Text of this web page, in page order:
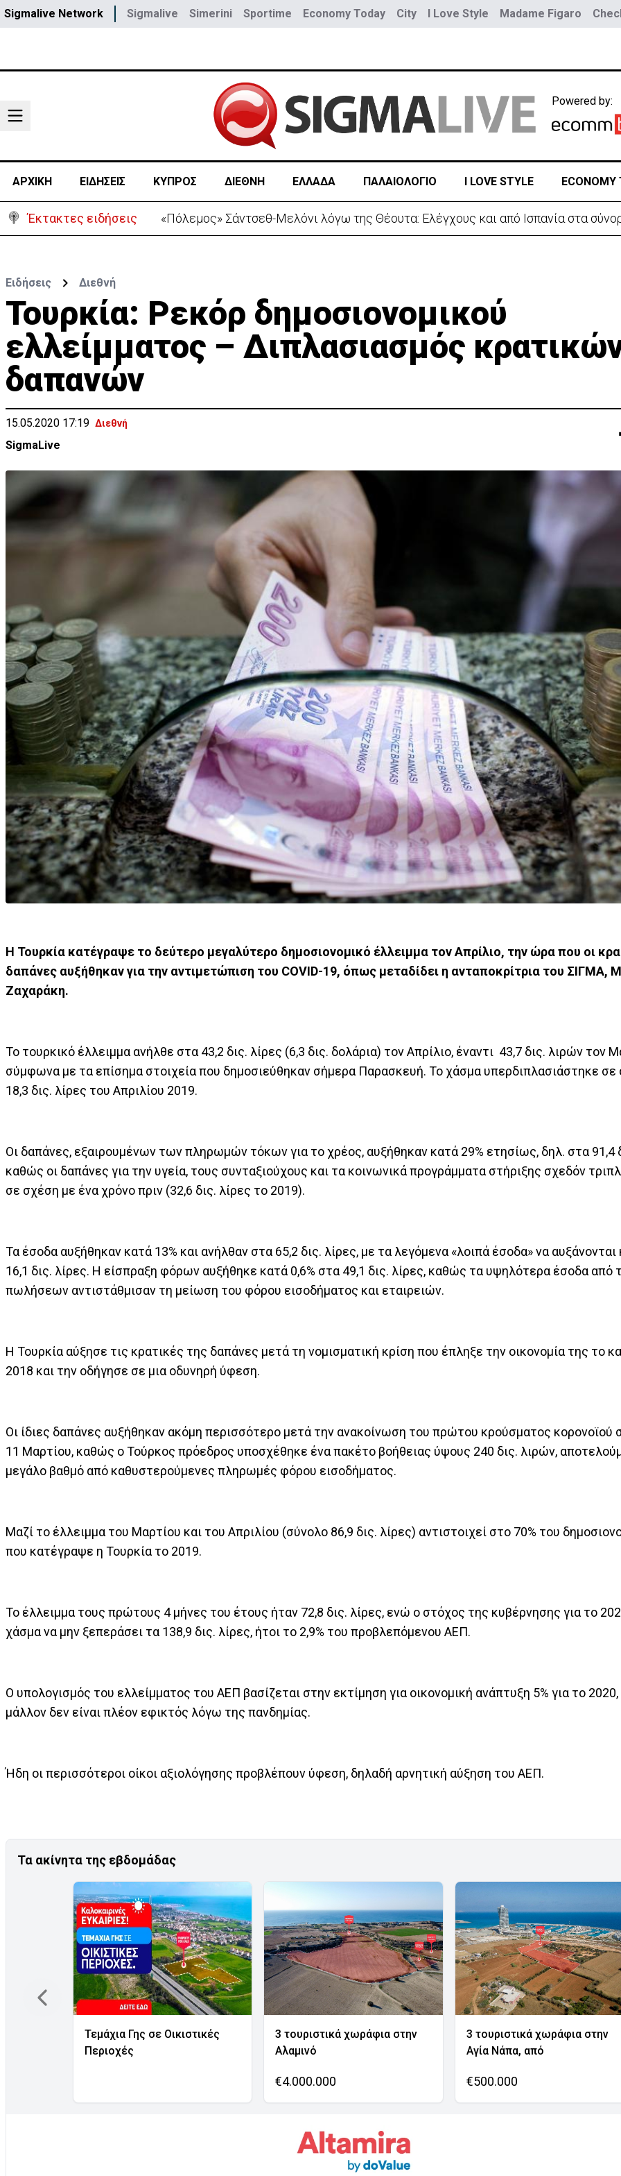
Sigmalive Network Sigmalive Simerini Sportime Economy Today City I Love Style Madame Figaro
Powered by:
ΑΡΧΙΚΗ ΕΙΔΗΣΕΙΣ ΚΥΠΡΟΣ ΔΙΕΘΝΗ ΕΛΛΑΔΑ ΠΑΛΑΙΟΛΟΓΙΟ I LOVE STYLE ECONOMY
Έκτακτες ειδήσεις «Πόλεμος» Σάντσεθ-Μελόνι λόγω της Θέουτα: Ελέγχους και από Ισπανία στα
Ειδήσεις Διεθνή
Τουρκία: Ρεκόρ δημοσιονομικού
ελλείμματος – Διπλασιασμός
δαπανών
15.05.2020 17:19 Διεθνή
SigmaLive
Η Τουρκία κατέγραψε το δεύτερο μεγαλύτερο δημοσιονομικό έλλειμμα τον Απρίλιο, την ώρα που οι
δαπάνες αυξήθηκαν για την αντιμετώπιση του COVID-19, όπως μεταδίδει η ανταποκρίτρια του ΣΙΓΜΑ,
Ζαχαράκη.
Το τουρκικό έλλειμμα ανήλθε στα 43,2 δις. λίρες (6,3 δις. δολάρια) τον Απρίλιο, έναντι 43,7 δις. λιρών τον
σύμφωνα με τα επίσημα στοιχεία που δημοσιεύθηκαν σήμερα Παρασκευή. Το χάσμα υπερδιπλασιάστηκε σε
18,3 δις. λίρες του Απριλίου 2019.
Οι δαπάνες, εξαιρουμένων των πληρωμών τόκων για το χρέος, αυξήθηκαν κατά 29% ετησίως, δηλ. στα 91,4
καθώς οι δαπάνες για την υγεία, τους συνταξιούχους και τα κοινωνικά προγράμματα στήριξης σχεδόν
σε σχέση με ένα χρόνο πριν (32,6 δις. λίρες το 2019).
Τα έσοδα αυξήθηκαν κατά 13% και ανήλθαν στα 65,2 δις. λίρες, με τα λεγόμενα «λοιπά έσοδα» να αυξάνονται
16,1 δις. λίρες. Η είσπραξη φόρων αυξήθηκε κατά 0,6% στα 49,1 δις. λίρες, καθώς τα υψηλότερα έσοδα από
πωλήσεων αντιστάθμισαν τη μείωση του φόρου εισοδήματος και εταιρειών.
Η Τουρκία αύξησε τις κρατικές της δαπάνες μετά τη νομισματική κρίση που έπληξε την οικονομία της το
2018 και την οδήγησε σε μια οδυνηρή ύφεση.
Οι ίδιες δαπάνες αυξήθηκαν ακόμη περισσότερο μετά την ανακοίνωση του πρώτου κρούσματος κορονοϊού
11 Μαρτίου, καθώς ο Τούρκος πρόεδρος υποσχέθηκε ένα πακέτο βοήθειας ύψους 240 δις. λιρών,
μεγάλο βαθμό από καθυστερούμενες πληρωμές φόρου εισοδήματος.
Μαζί το έλλειμμα του Μαρτίου και του Απριλίου (σύνολο 86,9 δις. λίρες) αντιστοιχεί στο 70% του
που κατέγραψε η Τουρκία το 2019.
Το έλλειμμα τους πρώτους 4 μήνες του έτους ήταν 72,8 δις. λίρες, ενώ ο στόχος της κυβέρνησης για το
χάσμα να μην ξεπεράσει τα 138,9 δις. λίρες, ήτοι το 2,9% του προβλεπόμενου ΑΕΠ.
Ο υπολογισμός του ελλείμματος του ΑΕΠ βασίζεται στην εκτίμηση για οικονομική ανάπτυξη 5% για το
μάλλον δεν είναι πλέον εφικτός λόγω της πανδημίας.
Ήδη οι περισσότεροι οίκοι αξιολόγησης προβλέπουν ύφεση, δηλαδή αρνητική αύξηση του ΑΕΠ.
Τα ακίνητα της εβδομάδας
Τεμάχια Γης σε Οικιστικές
Περιοχές
3 τουριστικά χωράφια στην
Αλαμινό
€4.000.000
3 τουριστικά χωράφια στην
Αγία Νάπα, από
€500.000